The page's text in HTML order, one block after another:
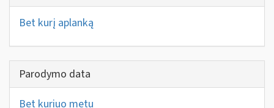
Bet kurį aplanką
Parodymo data
Bet kuriuo metu